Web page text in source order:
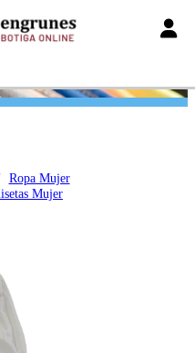
Ropa Mujer
Mujer